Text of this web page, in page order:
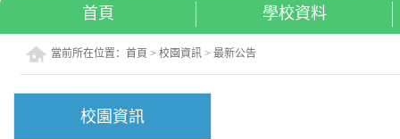
首頁 學校資料
當前所在位置：首頁 >校園資訊 >最新公告
校園資訊